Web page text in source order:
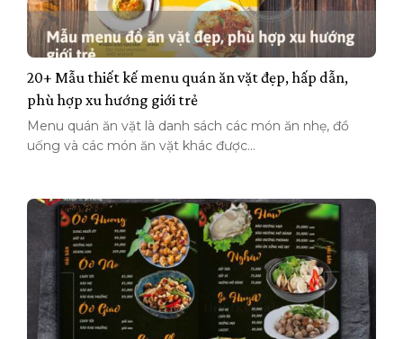
20+ Mẫu thiết kế menu quán ăn vặt đẹp, hấp dẫn,
phù hợp xu hướng giới trẻ
Menu quán ăn vặt là danh sách các món ăn nhẹ, đồ
uống và các món ăn vặt khác được...